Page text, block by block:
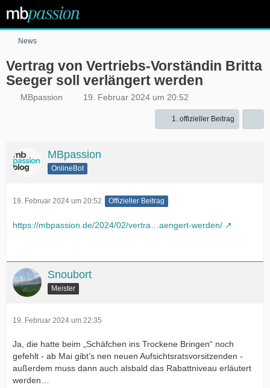
News
Vertrag von Vertriebs-Vorständin Britta
Seeger soll verlängert werden
MBpassion 19. Februar 2024 um 20:52
1. offizieller Beitrag
MBpassion
OnlineBot
19. Februar 2024 um 20:52 Offizieller Beitrag
https://mbpassion.de/2024/02/vertra…aengert-werden/
Snoubort
Meister
19. Februar 2024 um 22:35
Ja, die hatte beim „Schäfchen ins Trockene Bringen“ noch
gefehlt - ab Mai gibt’s nen neuen Aufsichtsratsvorsitzenden -
außerdem muss dann auch alsbald das Rabattniveau erläutert
werden…